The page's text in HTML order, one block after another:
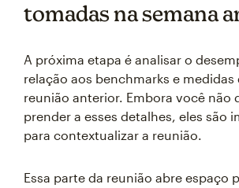
tomadas na semana
A próxima etapa é analisar o
relação aos benchmarks e medidas
reunião anterior. Embora você não
prender a esses detalhes, eles são
para contextualizar a reunião.
Essa parte da reunião abre espaço